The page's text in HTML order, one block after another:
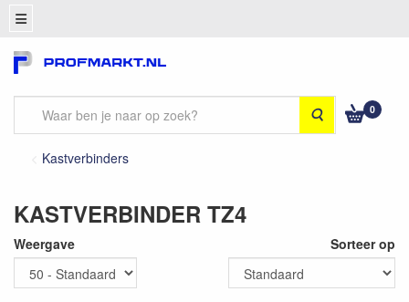
Zoeken 0
Kastverbinders
KASTVERBINDER TZ4
Weergave Sorteer op